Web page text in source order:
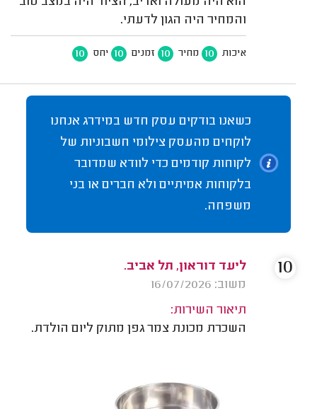
והמחיר היה הגון לדעתי.
איכות 10 מחיר 10 זמנים 10 יחס 10
כשאנו בודקים עסק חדש במידרג אנחנו
לוקחים מהעסק צילומי חשבוניות של
לקוחות קודמים כדי לוודא שמדובר
בלקוחות אמיתיים ולא חברים או בני
משפחה.
ליעד דוראון, תל אביב.
משוב: 16/07/2026
תיאור השירות:
השכרת מכונת צמר גפן מתוק ליום הולדת.
10